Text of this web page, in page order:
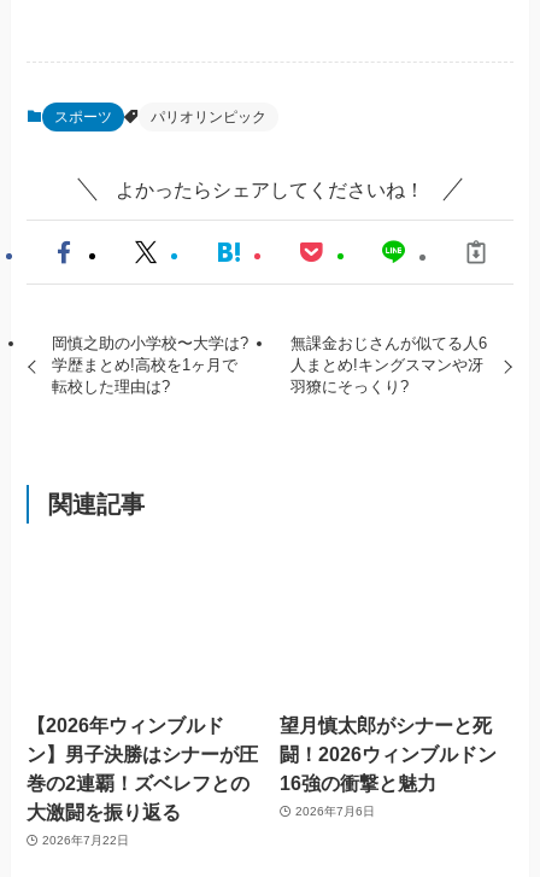
スポーツ パリオリンピック
よかったらシェアしてくださいね！
岡慎之助の小学校〜大学は?
学歴まとめ!高校を1ヶ月で
転校した理由は?
無課金おじさんが似てる人6
人まとめ!キングスマンや冴
羽獠にそっくり?
関連記事
【2026年ウィンブルド
ン】男子決勝はシナーが圧
巻の2連覇！ズベレフとの
大激闘を振り返る
2026年7月22日
望月慎太郎がシナーと死
闘！2026ウィンブルドン
16強の衝撃と魅力
2026年7月6日